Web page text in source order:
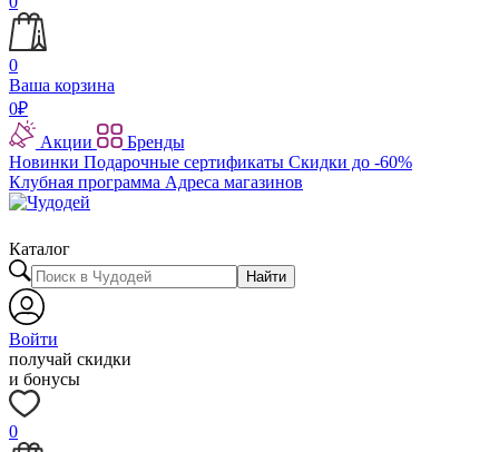
0
Ваша корзина
0₽
Акции
Бренды
Новинки Подарочные сертификаты Скидки до -60%
Клубная программа Адреса магазинов
Каталог
Найти
Войти
получай скидки
и бонусы
0